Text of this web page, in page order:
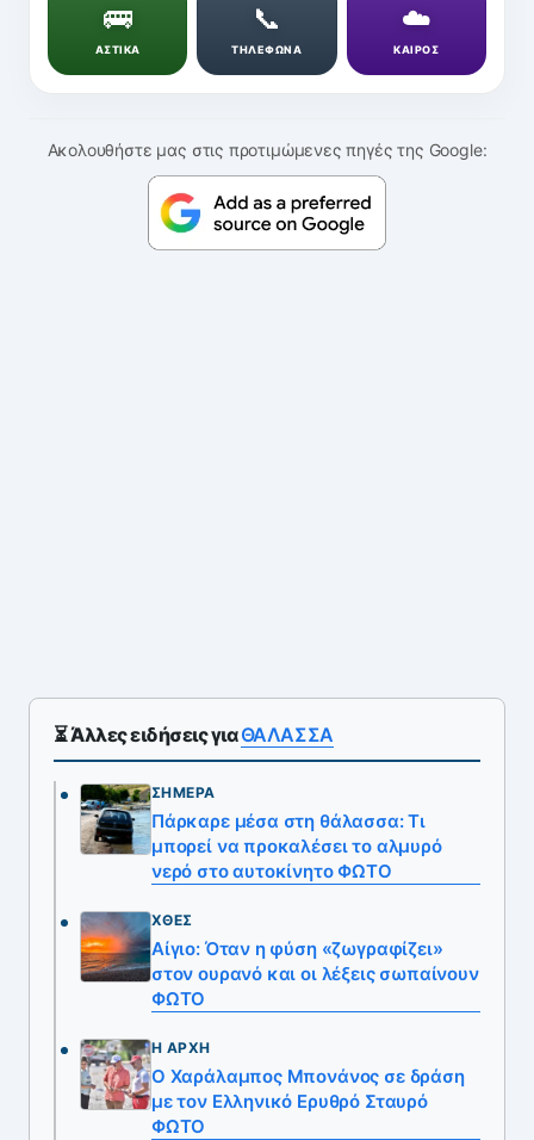
🚌
ΑΣΤΙΚΑ
📞
ΤΗΛΕΦΩΝΑ
☁️
ΚΑΙΡΟΣ
Ακολουθήστε μας στις προτιμώμενες πηγές της Google:
⏳ Άλλες ειδήσεις γιαΘΑΛΑΣΣΑ
ΣΉΜΕΡΑ
Πάρκαρε μέσα στη θάλασσα: Τι
μπορεί να προκαλέσει το αλμυρό
νερό στο αυτοκίνητο ΦΩΤΟ
ΧΘΕΣ
Αίγιο: Όταν η φύση «ζωγραφίζει»
στον ουρανό και οι λέξεις σωπαίνουν
ΦΩΤΟ
Η ΑΡΧΉ
Ο Χαράλαμπος Μπονάνος σε δράση
με τον Ελληνικό Ερυθρό Σταυρό
ΦΩΤΟ